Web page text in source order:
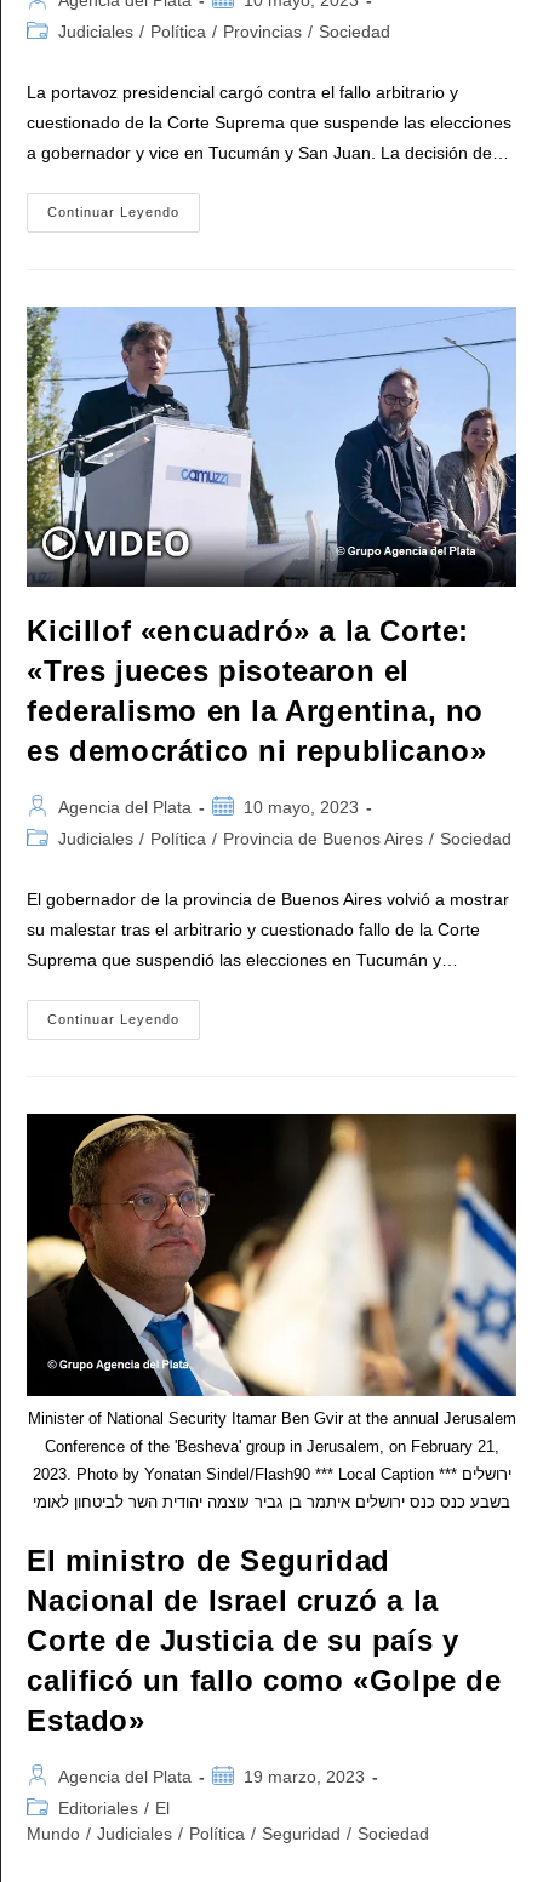
de
de
Categoría
entrada:
Judiciales / Política / Provincias / Sociedad
La portavoz presidencial cargó contra el fallo arbitrario y
cuestionado de la Corte Suprema que suspende las elecciones
a gobernador y vice en Tucumán y San Juan. La decisión de…
Continuar Leyendo
A
Federalismo
Hasta
Suspender
Una
Elección,
Pero
Podrán
Suspender
Voluntad
Popular»
Kicillof «encuadró» a la Corte:
«Tres jueces pisotearon el
federalismo en la Argentina, no
es democrático ni republicano»
Autor
de
Agencia del Plata
Publicación
de
10 mayo, 2023
Categoría
entrada:
Judiciales / Política / Provincia de Buenos Aires / Sociedad
El gobernador de la provincia de Buenos Aires volvió a mostrar
su malestar tras el arbitrario y cuestionado fallo de la Corte
Suprema que suspendió las elecciones en Tucumán y…
Continuar Leyendo
«encuadró»
Pisotearon
El
Federalismo
En
La
Argentina,
No
Es
Democrático
Ni
Republicano»
Minister of National Security Itamar Ben Gvir at the annual Jerusalem
Conference of the 'Besheva' group in Jerusalem, on February 21,
2023. Photo by Yonatan Sindel/Flash90 *** Local Caption *** ירושלים
בשבע כנס כנס ירושלים איתמר בן גביר עוצמה יהודית השר לביטחון לאומי
El ministro de Seguridad
Nacional de Israel cruzó a la
Corte de Justicia de su país y
calificó un fallo como «Golpe de
Estado»
Autor
de
la
Agencia del Plata
Publicación
la
19 marzo, 2023
Categoría
de
Editoriales / El
Mundo / Judiciales / Política / Seguridad / Sociedad